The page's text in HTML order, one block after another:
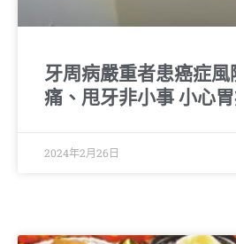
牙周病嚴重者患癌症
痛、甩牙非小事 小心
2024年2月26日